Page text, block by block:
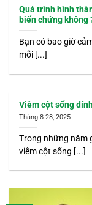
Quá trình hình
biến chứng không
Bạn có bao giờ
mỗi [...]
Viêm cột sống
Tháng 8 28, 2025
Trong những năm
viêm cột sống [...]